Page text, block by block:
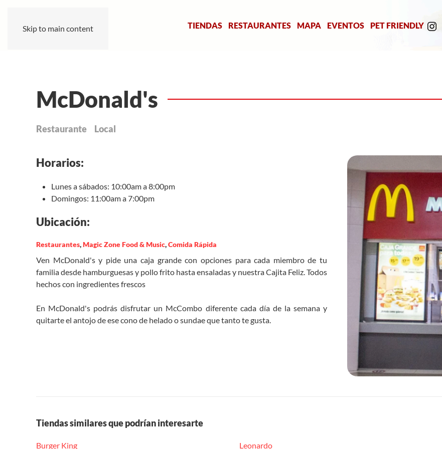
Skip to main content TIENDAS RESTAURANTES MAPA EVENTOS PET FRIENDLY
McDonald's
Restaurante Local
Horarios:
Lunes a sábados: 10:00am a 8:00pm
Domingos: 11:00am a 7:00pm
Ubicación:
Restaurantes,Magic Zone Food & Music,Comida Rápida
Ven McDonald's y pide una caja grande con opciones para cada miembro de tu
familia desde hamburguesas y pollo frito hasta ensaladas y nuestra Cajita Feliz. Todos
hechos con ingredientes frescos
En McDonald's podrás disfrutar un McCombo diferente cada día de la semana y
quitarte el antojo de ese cono de helado o sundae que tanto te gusta.
Tiendas similares que podrían interesarte
Burger King Leonardo